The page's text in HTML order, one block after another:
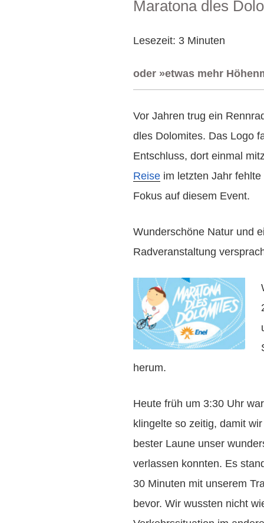
AM
Maratona dles
Lesezeit: 3 Minuten
oder »etwas mehr
Vor Jahren trug ein
dles Dolomites. Das Logo
Entschluss, dort einmal
Reise im letzten Jahr
Fokus auf diesem Event.
Wunderschöne Natur und
Radveranstaltung
herum.
Heute früh um 3:30 Uhr
klingelte so zeitig, damit
bester Laune unser
verlassen konnten. Es
30 Minuten mit unserem
bevor. Wir wussten nicht